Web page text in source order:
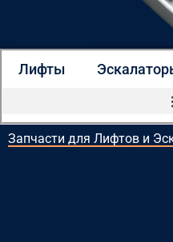
Лифты
Запчасти для Лифтов и